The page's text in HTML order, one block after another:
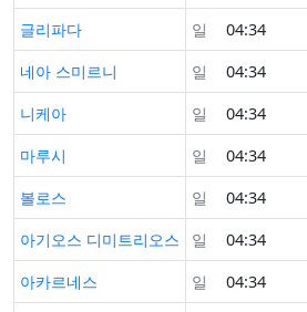
글리파다
일
04:34
네아 스미르니
일
04:34
니케아
일
04:34
마루시
일
04:34
볼로스
일
04:34
아기오스 디미트리오스
일
04:34
아카르네스
일
04:34